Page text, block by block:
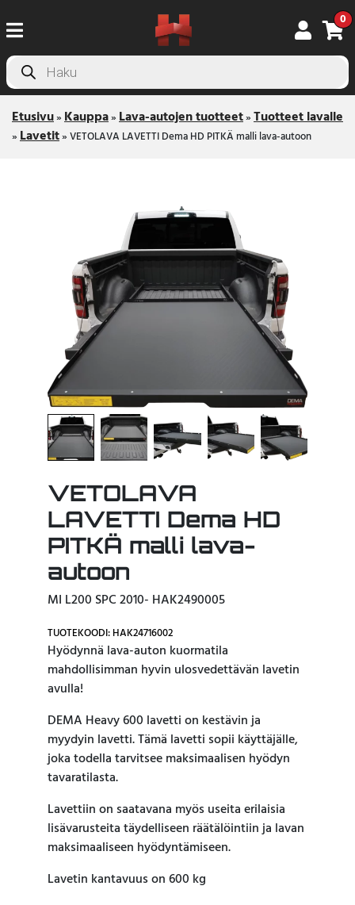
0
Products
search
Etusivu»Kauppa»Lava-autojen tuotteet»Tuotteet lavalle
»Lavetit»VETOLAVA LAVETTI Dema HD PITKÄ malli lava-autoon
VETOLAVA
LAVETTI Dema HD
PITKÄ malli lava-
autoon
MI L200 SPC 2010- HAK2490005
TUOTEKOODI: HAK24716002
Hyödynnä lava-auton kuormatila
mahdollisimman hyvin ulosvedettävän lavetin
avulla!
DEMA Heavy 600 lavetti on kestävin ja
myydyin lavetti. Tämä lavetti sopii käyttäjälle,
joka todella tarvitsee maksimaalisen hyödyn
tavaratilasta.
Lavettiin on saatavana myös useita erilaisia ​​
lisävarusteita täydelliseen räätälöintiin ja lavan
maksimaaliseen hyödyntämiseen.
Lavetin kantavuus on 600 kg